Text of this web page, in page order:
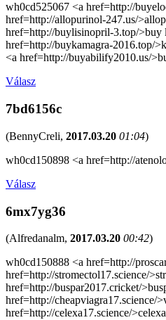
wh0cd525067 <a href=http://
href=http://allopurinol-247.us/
href=http://buylisinopril-3.top/>buy
href=http://buykamagra-2016.top/
<a href=http://buyabilify2010.us/
Válasz
7bd6156c
(BennyCreli, 2017.03.20 01:04)
wh0cd150898 <a href=http://
Válasz
6mx7yg36
(Alfredanalm, 2017.03.20 00:42)
wh0cd150888 <a href=http://
href=http://stromectol17.science/
href=http://buspar2017.cricket/
href=http://cheapviagra17.science/
href=http://celexa17.science/